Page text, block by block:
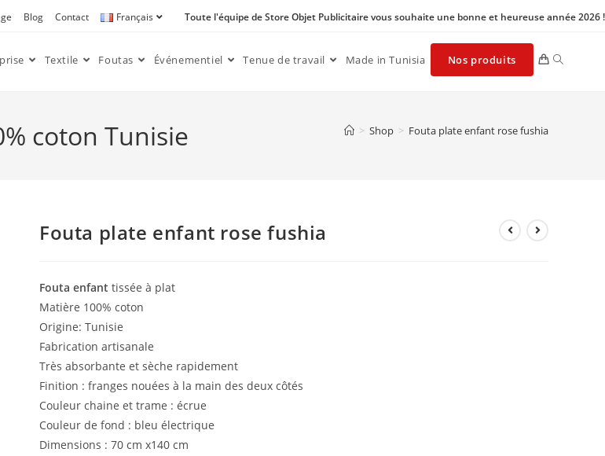
Blog Contact Français Toute l'équipe de Store Objet Publicitaire vous souhaite une bonne et heureuse année 2026 !
Textile Foutas Événementiel Tenue de travail Made in Tunisia Nos produits
coton Tunisie > Shop > Fouta plate enfant rose fushia
Fouta plate enfant rose fushia
Fouta enfant tissée à plat
Matière 100% coton
Origine: Tunisie
Fabrication artisanale
Très absorbante et sèche rapidement
Finition : franges nouées à la main des deux côtés
Couleur chaine et trame : écrue
Couleur de fond : bleu électrique
Dimensions : 70 cm x140 cm